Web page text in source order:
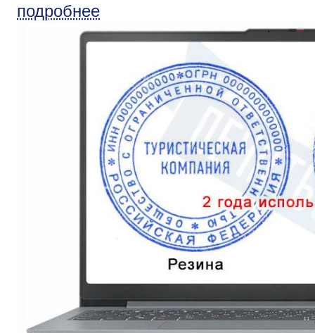
подробнее